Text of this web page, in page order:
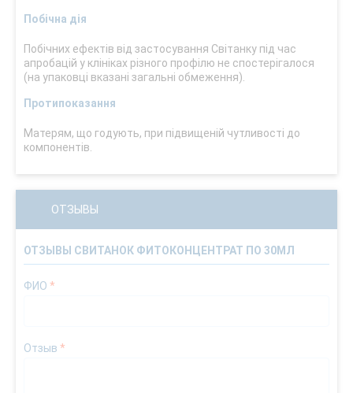
Побічна дія
Побічних ефектів від застосування Світанку під час
апробацій у клініках різного профілю не спостерігалося
(на упаковці вказані загальні обмеження).
Протипоказання
Матерям, що годують, при підвищеній чутливості до
компонентів.
ОТЗЫВЫ
ОТЗЫВЫ СВИТАНОК ФИТОКОНЦЕНТРАТ ПО 30МЛ
ФИО *
Отзыв *